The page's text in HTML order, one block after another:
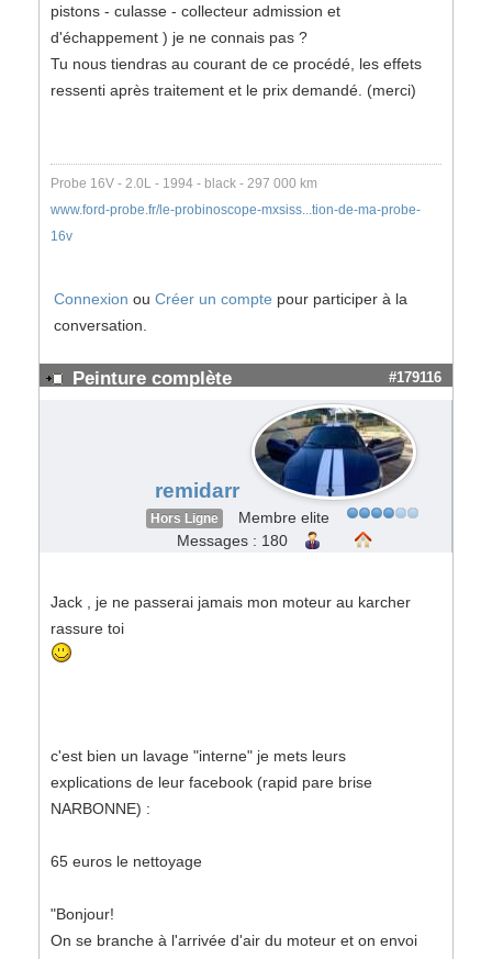
pistons - culasse - collecteur admission et
d'échappement ) je ne connais pas ?
Tu nous tiendras au courant de ce procédé, les effets
ressenti après traitement et le prix demandé. (merci)
Probe 16V - 2.0L - 1994 - black - 297 000 km
www.ford-probe.fr/le-probinoscope-mxsiss...tion-de-ma-probe-
16v
Connexion ou Créer un compte pour participer à la
conversation.
Peinture complète #179116
remidarr
Hors Ligne
Membre elite
Messages : 180
Jack , je ne passerai jamais mon moteur au karcher
rassure toi
c'est bien un lavage "interne" je mets leurs
explications de leur facebook (rapid pare brise
NARBONNE) :
65 euros le nettoyage
"Bonjour!
On se branche à l'arrivée d'air du moteur et on envoi